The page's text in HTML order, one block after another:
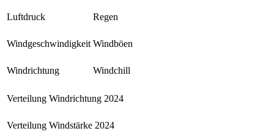
Luftdruck Regen
Windgeschwindigkeit Windböen
Windrichtung Windchill
Verteilung Windrichtung 2024
Verteilung Windstärke 2024